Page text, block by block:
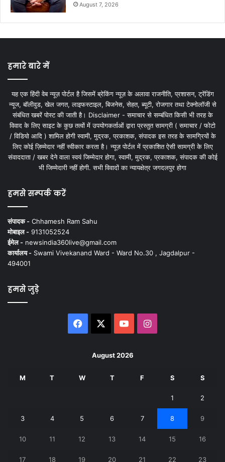
August 7, 2026
हमारे बारे में
यह एक हिंदी वेब न्यूज़ पोर्टल है जिसमें ब्रेकिंग न्यूज़ के अलावा राजनीति, प्रशासन, ट्रेंडिंग
न्यूज, बॉलीवुड, खेल जगत, लाइफस्टाइल, बिजनेस, सेहत, ब्यूटी, रोजगार तथा टेक्नोलॉजी से
संबंधित खबरें पोस्ट की जाती है। Disclaimer - समाचार से सम्बंधित किसी भी तरह के
विवाद के लिए साइट के कुछ तत्वों में उपयोगकर्ताओं द्वारा प्रस्तुत सामग्री ( समाचार / फोटो
/ विडियो आदि ) शामिल होगी स्वामी, मुद्रक, प्रकाशक, संपादक इस तरह के सामग्रियों के
लिए कोई ज़िम्मेदार नहीं स्वीकार करता है। न्यूज़ पोर्टल में प्रकाशित ऐसी सामग्री के लिए
संवाददाता / खबर देने वाला स्वयं जिम्मेदार होगा, स्वामी, मुद्रक, प्रकाशक, संपादक की कोई
भी जिम्मेदारी नहीं होगी. सभी विवादों का न्यायक्षेत्र जगदलपुर होगा
हमसे सम्पर्क करें
संपादक - Chhamesh Ram Sahu
मोबाइल - 9131052524
ईमेल - newsindia360live@gmail.com
कार्यालय - Swami Vivekanand Ward - Ward No.30 , Jagdalpur -
494001
हमसे जुड़े
Facebook YouTubeInstagram
August 2026
M T W T F S S
1 2
3 4 5 6 7 8 9
10 11 12 13 14 15 16
17 18 19 20 21 22 23